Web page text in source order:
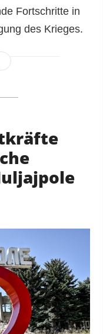
Fortschritte in
des Krieges.